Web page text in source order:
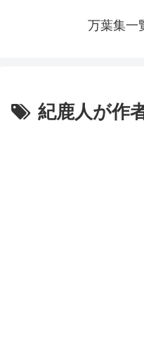
万葉集一
紀鹿人が作